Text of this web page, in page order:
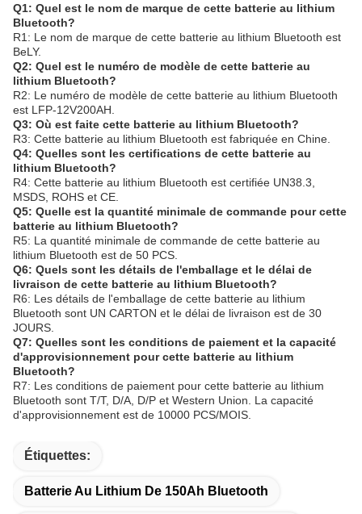
Q1: Quel est le nom de marque de cette batterie au lithium
Bluetooth?
R1: Le nom de marque de cette batterie au lithium Bluetooth est
BeLY.
Q2: Quel est le numéro de modèle de cette batterie au
lithium Bluetooth?
R2: Le numéro de modèle de cette batterie au lithium Bluetooth
est LFP-12V200AH.
Q3: Où est faite cette batterie au lithium Bluetooth?
R3: Cette batterie au lithium Bluetooth est fabriquée en Chine.
Q4: Quelles sont les certifications de cette batterie au
lithium Bluetooth?
R4: Cette batterie au lithium Bluetooth est certifiée UN38.3,
MSDS, ROHS et CE.
Q5: Quelle est la quantité minimale de commande pour cette
batterie au lithium Bluetooth?
R5: La quantité minimale de commande de cette batterie au
lithium Bluetooth est de 50 PCS.
Q6: Quels sont les détails de l'emballage et le délai de
livraison de cette batterie au lithium Bluetooth?
R6: Les détails de l'emballage de cette batterie au lithium
Bluetooth sont UN CARTON et le délai de livraison est de 30
JOURS.
Q7: Quelles sont les conditions de paiement et la capacité
d'approvisionnement pour cette batterie au lithium
Bluetooth?
R7: Les conditions de paiement pour cette batterie au lithium
Bluetooth sont T/T, D/A, D/P et Western Union. La capacité
d'approvisionnement est de 10000 PCS/MOIS.
Étiquettes:
Batterie Au Lithium De 150Ah Bluetooth